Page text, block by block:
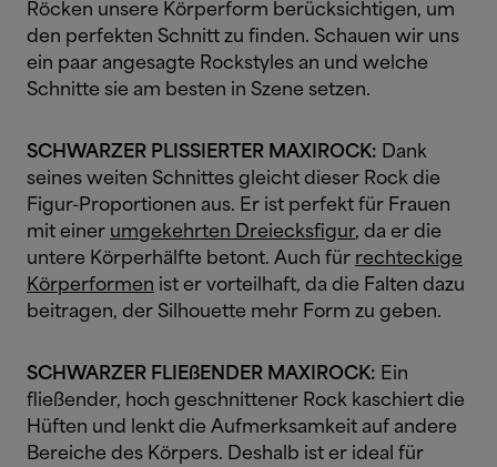
Röcken unsere Körperform berücksichtigen, um
den perfekten Schnitt zu finden. Schauen wir uns
ein paar angesagte Rockstyles an und welche
Schnitte sie am besten in Szene setzen.
SCHWARZER PLISSIERTER MAXIROCK: Dank
seines weiten Schnittes gleicht dieser Rock die
Figur-Proportionen aus. Er ist perfekt für Frauen
mit einer umgekehrten Dreiecksfigur, da er die
untere Körperhälfte betont. Auch für rechteckige
Körperformen ist er vorteilhaft, da die Falten dazu
beitragen, der Silhouette mehr Form zu geben.
SCHWARZER FLIEßENDER MAXIROCK: Ein
fließender, hoch geschnittener Rock kaschiert die
Hüften und lenkt die Aufmerksamkeit auf andere
Bereiche des Körpers. Deshalb ist er ideal für